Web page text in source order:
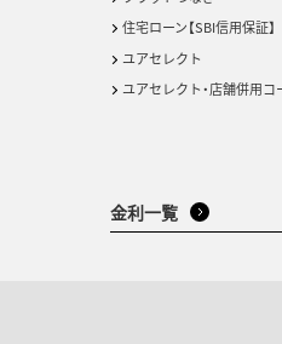
住宅ローン【SBI信用保証】
ユアセレクト
ユアセレクト・店舗併用コ
金利一覧